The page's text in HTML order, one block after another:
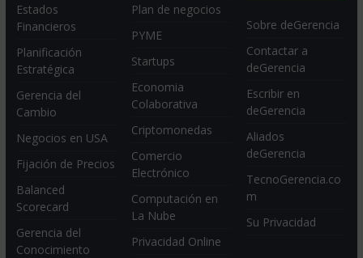
Estados
Financieros
Planificación
Estratégica
Gerencia del
Cambio
Negocios en USA
Fijación de Precios
Balanced
Scorecard
Gerencia del
Conocimiento
Plan de negocios
PYME
Startups
Economia
Colaborativa
Criptomonedas
Comercio
Electrónico
Computación en
La Nube
Privacidad Online
Sobre deGerencia
Contactar a
deGerencia
Escribir en
deGerencia
Aliados
deGerencia
TecnoGerencia.co
m
Su Privacidad